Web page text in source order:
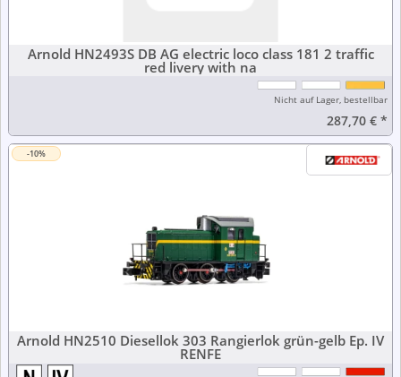
Arnold HN2493S DB AG electric loco class 181 2 traffic
red livery with na
Nicht auf Lager, bestellbar
287,70 €*
-10%
Arnold HN2510 Diesellok 303 Rangierlok grün-gelb Ep. IV
RENFE